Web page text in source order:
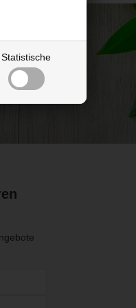
Statistische